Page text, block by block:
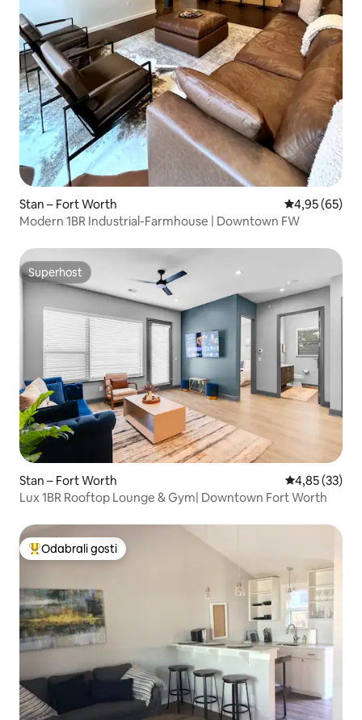
Stan – Fort Worth Prosječna
4,95 (65)
Modern 1BR Industrial-Farmhouse | Downtown FW
Superhost
Superhost
Stan – Fort Worth Prosječna
4,85 (33)
Lux 1BR Rooftop Lounge & Gym| Downtown Fort Worth
Među najviše rangiranima s oznakom „Odabrali gosti”
Odabrali gosti